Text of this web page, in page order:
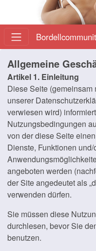
Allgemeine
Artikel 1. Einleitung
Diese Seite
unserer
verwiesen wird)
Nutzungsbedingungen
von der diese Seite
Dienste, Funktionen
angeboten werden
der Site angedeutet als
verwenden dürfen.
Sie müssen diese
durchlesen, bevor Sie
benutzen.